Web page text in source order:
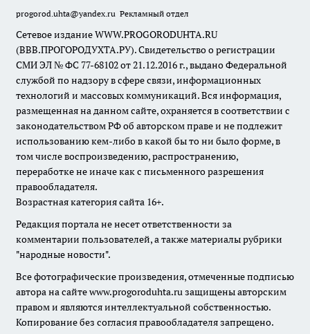
progorod.uhta@yandex.ru Рекламный отдел
Сетевое издание WWW.PROGORODUHTA.RU
(ВВВ.ПРОГОРОДУХТА.РУ). Свидетельство о регистрации
СМИ ЭЛ № ФС 77-68102 от 21.12.2016 г., выдано Федеральной
службой по надзору в сфере связи, информационных
технологий и массовых коммуникаций. Вся информация,
размещенная на данном сайте, охраняется в соответствии с
законодательством РФ об авторском праве и не подлежит
использованию кем-либо в какой бы то ни было форме, в
том числе воспроизведению, распространению,
переработке не иначе как с письменного разрешения
правообладателя.
Возрастная категория сайта 16+.
Редакция портала не несет ответственности за
комментарии пользователей, а также материалы рубрики
"народные новости".
Все фотографические произведения, отмеченные подписью
автора на сайте www.progoroduhta.ru защищены авторским
правом и являются интеллектуальной собственностью.
Копирование без согласия правообладателя запрещено.